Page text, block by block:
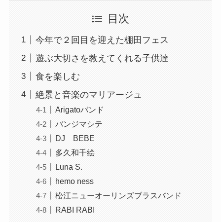
目次
今年で２回目を迎えた棚田フェス
遊ぶ大切さを教えてくれる子供達
食を楽しむ
絶景と音楽のマリアージュ
Arigatoバンド
バンジマシテ
DJ BEBE
多久和千絵
Luna S.
hemo ness
松江ニューオーリンズブラスバンド
RABI RABI